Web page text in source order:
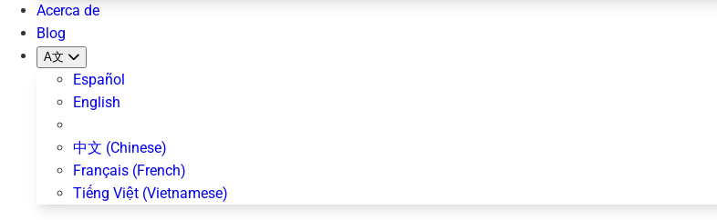
Acerca de
Blog
A文
Español
English
中文 (Chinese)
Français (French)
Tiếng Việt (Vietnamese)